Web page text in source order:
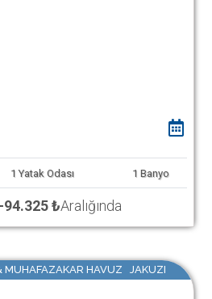
1 Yatak Odası 1 Banyo
-94.325 ₺Aralığında
MUHAFAZAKAR HAVUZ JAKUZI